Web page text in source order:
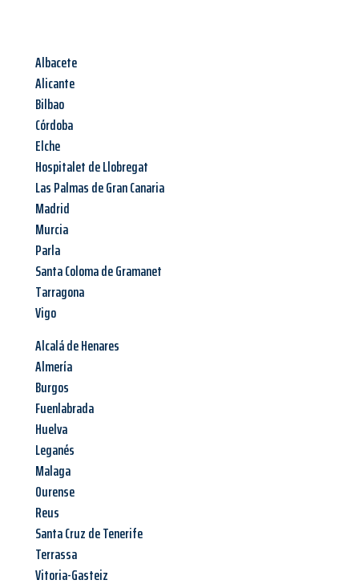
Albacete
Alicante
Bilbao
Córdoba
Elche
Hospitalet de Llobregat
Las Palmas de Gran Canaria
Madrid
Murcia
Parla
Santa Coloma de Gramanet
Tarragona
Vigo
Alcalá de Henares
Almería
Burgos
Fuenlabrada
Huelva
Leganés
Malaga
Ourense
Reus
Santa Cruz de Tenerife
Terrassa
Vitoria-Gasteiz